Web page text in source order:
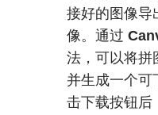
接好的图像导
像。通过
法，可以将拼
并生成一个可
击下载按钮后